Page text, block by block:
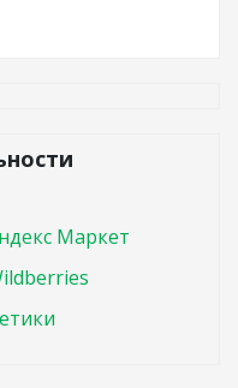
Маркет